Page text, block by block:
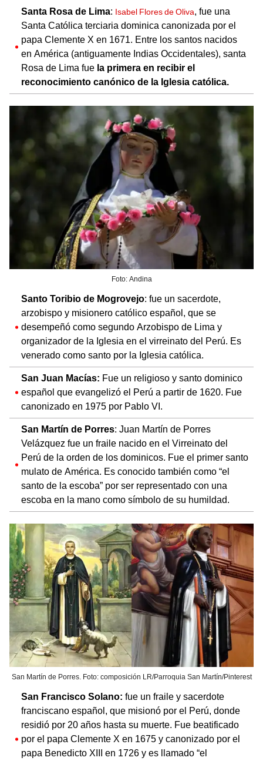
Santa Rosa de Lima: Isabel Flores de Oliva, fue una
Santa Católica terciaria dominica canonizada por el
papa Clemente X en 1671. Entre los santos nacidos
en América (antiguamente Indias Occidentales), santa
Rosa de Lima fue la primera en recibir el
reconocimiento canónico de la Iglesia católica.
Foto: Andina
Santo Toribio de Mogrovejo: fue un sacerdote,
arzobispo y misionero católico español, que se
desempeñó como segundo Arzobispo de Lima y
organizador de la Iglesia en el virreinato del Perú. Es
venerado como santo por la Iglesia católica.
San Juan Macías: Fue un religioso y santo dominico
español que evangelizó el Perú a partir de 1620. Fue
canonizado en 1975 por Pablo VI.
San Martín de Porres: Juan Martín de Porres
Velázquez fue un fraile nacido en el Virreinato del
Perú de la orden de los dominicos. Fue el primer santo
mulato de América. Es conocido también como “el
santo de la escoba” por ser representado con una
escoba en la mano como símbolo de su humildad.
San Martín de Porres. Foto: composición LR/Parroquia San Martín/Pinterest
San Francisco Solano: fue un fraile y sacerdote
franciscano español, que misionó por el Perú, donde
residió por 20 años hasta su muerte. Fue beatificado
por el papa Clemente X en 1675 y canonizado por el
papa Benedicto XIII en 1726 y es llamado “el